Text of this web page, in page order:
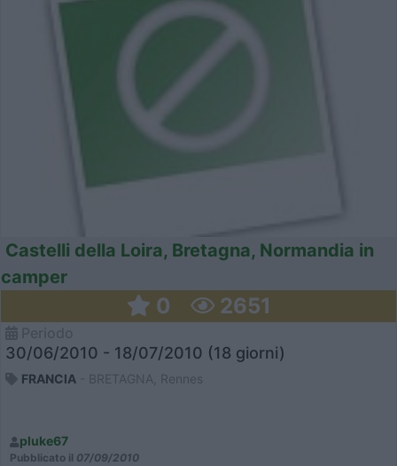
Castelli della Loira, Bretagna, Normandia in
camper
0 2651
30/06/2010 - 18/07/2010 (18 giorni)
FRANCIA - BRETAGNA, Rennes
pluke67
Pubblicato il 07/09/2010